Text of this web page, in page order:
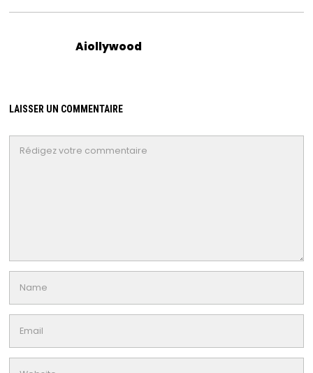
Aiollywood
LAISSER UN COMMENTAIRE